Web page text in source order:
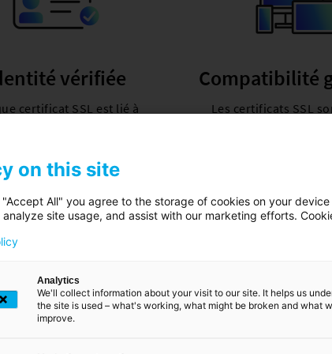
vérifiée
certificat SSL est lié à
serveur fortement
qu'après un processus
l'organisation.
Compatibilité
Les certificats SSL
on this site
All" you agree to the storage of cookies on your
analyze site usage, and assist with our marketing efforts.
Analytics
We'll collect information about your visit to our site. It helps us
the site is used – what's working, what might be broken and what
improve.